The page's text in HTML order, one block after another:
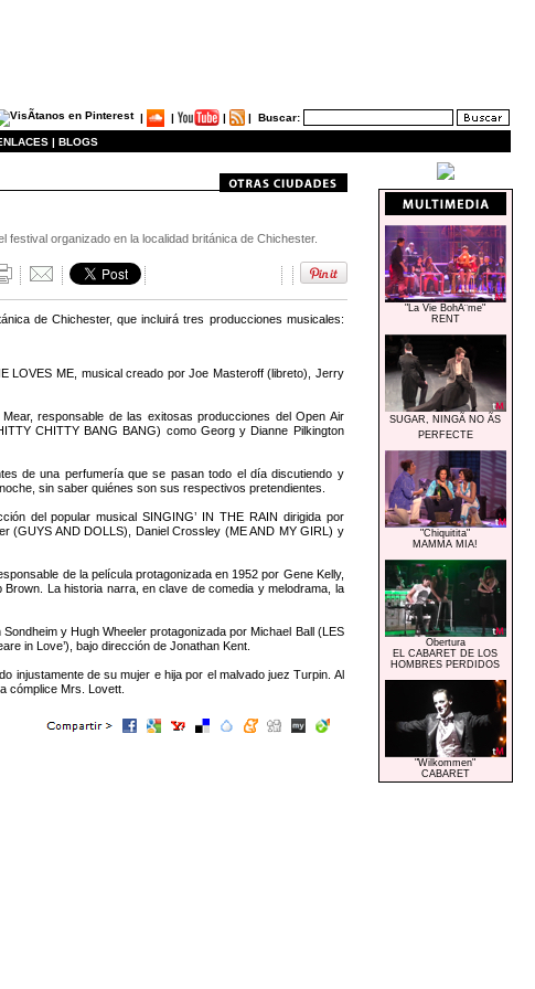
| | | | Buscar:
| BLOGS
organizado en la localidad británica de Chichester.
de Chichester, que incluirá tres producciones musicales:
LOVES ME, musical creado por Joe Masteroff (libreto), Jerry
responsable de las exitosas producciones del Open Air
CHITTY BANG BANG) como Georg y Dianne Pilkington
de una perfumería que se pasan todo el día discutiendo y
sin saber quiénes son sus respectivos pretendientes.
del popular musical SINGING’ IN THE RAIN dirigida por
(GUYS AND DOLLS), Daniel Crossley (ME AND MY GIRL) y
de la película protagonizada en 1952 por Gene Kelly,
La historia narra, en clave de comedia y melodrama, la
y Hugh Wheeler protagonizada por Michael Ball (LES
in Love’), bajo dirección de Jonathan Kent.
injustamente de su mujer e hija por el malvado juez Turpin. Al
cómplice Mrs. Lovett.
"La Vie BohÃ¨me"
RENT
SUGAR, NINGÃ NO ÃS
PERFECTE
"Chiquitita"
MAMMA MIA!
Obertura
EL CABARET DE LOS
HOMBRES PERDIDOS
"Wilkommen"
CABARET